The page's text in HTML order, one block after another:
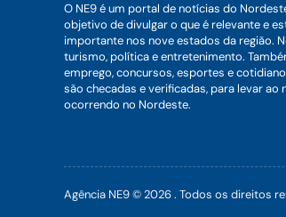
O NE9 é um portal de notícias do
objetivo de divulgar o que é relevante e
importante nos nove estados da região.
turismo, política e entretenimento.
emprego, concursos, esportes e
são checadas e verificadas, para levar
ocorrendo no Nordeste.
Agência NE9 © 2026 . Todos os direitos